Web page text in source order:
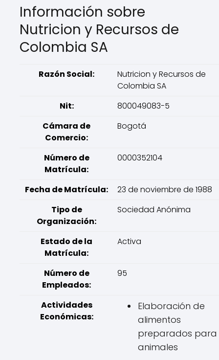
Información sobre
Nutricion y Recursos de
Colombia SA
Razón Social:
Nutricion y Recursos de
Colombia SA
Nit:
800049083-5
Cámara de
Comercio:
Bogotá
Número de
Matrícula:
0000352104
Fecha de Matrícula:
23 de noviembre de 1988
Tipo de
Organización:
Sociedad Anónima
Estado de la
Matrícula:
Activa
Número de
Empleados:
95
Actividades
Económicas:
Elaboración de
alimentos
preparados para
animales